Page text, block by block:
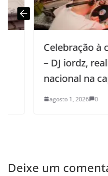
Celebração à
– DJ iordz,
nacional na capital
agosto 1, 2026 0
Deixe um